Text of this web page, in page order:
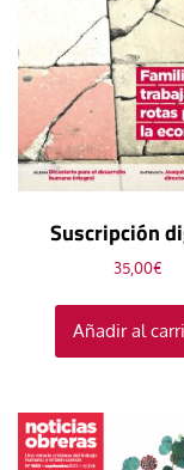
Suscripción
35,00€
Añadir al